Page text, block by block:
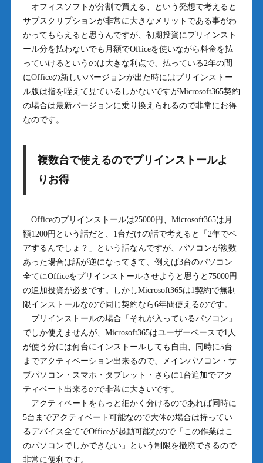
オフィスソフトが分割で買える、という発想で考えると
サブスクリプションが非常に大きなメリットである事がわ
かってもらえると思うんですが、初期投資にプリインスト
ール分を払わないでも月額でOfficeを使いながら料金を払
っていけるというのは大きな利点で、払っている2年の間
にOfficeの新しいバージョンが出た時にはプリインストー
ル版は指を咥えて見ているしかないですがMicrosoft365契約
の場合は最新バージョンに乗り換えられるので非常にお得
なのです。
複数台で使えるのでプリインストールよ
りお得
Officeのプリインストールは25000円、Microsoft365は月
額1200円という話だと、1台だけの話で考えると「2年でベ
アするんでしょ？」という話なんですが、パソコンが複数
あった場合は話が逆になってきて、例えば3台のパソコン
全てにOfficeをプリインストールさせようと思うと75000円
の追加投資が必要です。しかしMicrosoft365は1契約で無制
限インストールなので同じ契約なら6年間使えるのです。
プリインストールの場合「それが入っているパソコン」
でしか使えませんが、Microsoft365はユーザーベースで1人
が使う分には何台にインストールしても自由、同時に5台
までアクティベーション出来るので、メインパソコン・サ
ブパソコン・スマホ・タブレット・さらに1台追加でアク
ティベート出来るので非常に大きいです。
アクティベートをもっと細かく分けるのであれば同時に
5台までアクティベート可能なので大体の場合は持ってい
るデバイス全てでOfficeが起動可能なので「この作業はこ
のパソコンでしかできない」という制限を撤廃できるので
非常に便利です。